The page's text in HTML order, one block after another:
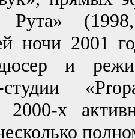
Рута»
ночи 2001
и
студии
2000-х